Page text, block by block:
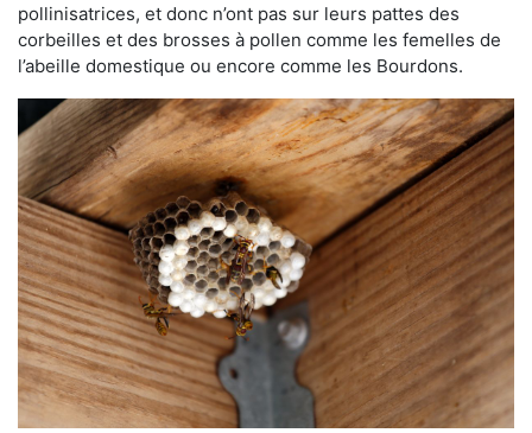
pollinisatrices, et donc n’ont pas sur leurs pattes des
corbeilles et des brosses à pollen comme les femelles de
l’abeille domestique ou encore comme les Bourdons.